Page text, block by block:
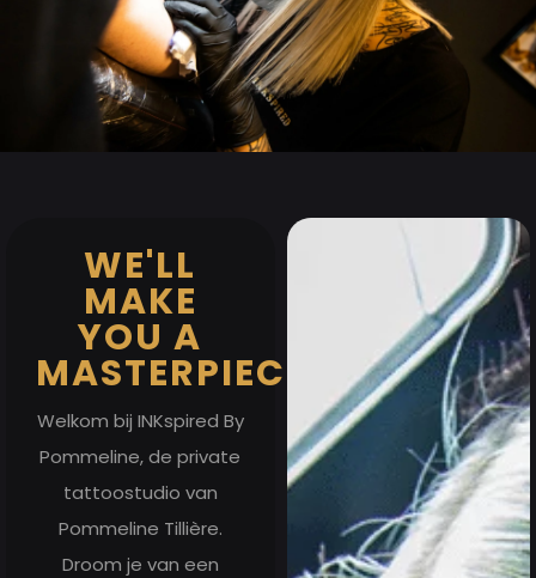
WE'LL
MAKE
YOU A
MASTERPIECE
Welkom bij INKspired By
Pommeline, de private
tattoostudio van
Pommeline Tillière.
Droom je van een